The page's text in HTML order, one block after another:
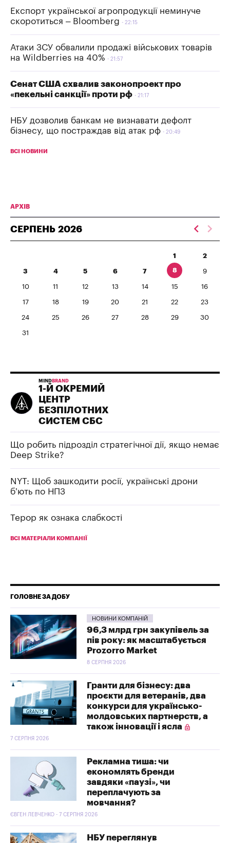
Експорт української агропродукції неминуче
скоротиться – Bloomberg
22:15
Атаки ЗСУ обвалили продажі військових товарів
на Wildberries на 40%
21:57
Сенат США схвалив законопроект про
«пекельні санкції» проти рф
21:17
НБУ дозволив банкам не визнавати дефолт
бізнесу, що постраждав від атак рф
20:49
ВСІ НОВИНИ
АРХІВ
СЕРПЕНЬ 2026
1 2
3 4 5 6 7 8 9
10 11 12 13 14 15 16
17 18 19 20 21 22 23
24 25 26 27 28 29 30
31
MIND BRAND
1-Й ОКРЕМИЙ
ЦЕНТР
БЕЗПІЛОТНИХ
СИСТЕМ СБС
Що робить підрозділ стратегічної дії, якщо немає
Deep Strike?
NYT: Щоб зашкодити росії, українські дрони
б’ють по НПЗ
Терор як ознака слабкості
ВСІ МАТЕРІАЛИ КОМПАНІЇ
ГОЛОВНЕ ЗА ДОБУ
НОВИНИ КОМПАНІЙ
96,3 млрд грн закупівель за
пів року: як масштабується
Prozorro Market
8 СЕРПНЯ 2026
Гранти для бізнесу: два
проєкти для ветеранів, два
конкурси для українсько-
молдовських партнерств, а
також інновації і ясла
7 СЕРПНЯ 2026
Рекламна тиша: чи
економлять бренди
завдяки «паузі», чи
переплачують за
мовчання?
ЄВГЕН ЛЕВЧЕНКО - 7 СЕРПНЯ 2026
НБУ переглянув